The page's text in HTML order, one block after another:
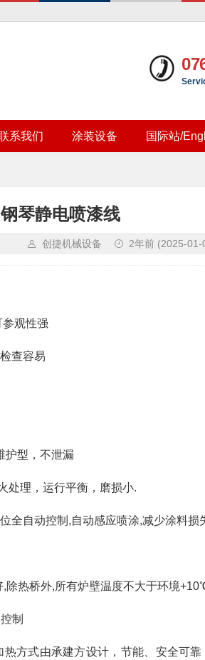
系我们 涂装设备 国际站/
钢琴静电喷漆线
创捷机械设备 2年前 (2025-01-
观性强
查容易
护型，不泄漏
处理，运行平衡，磨损小.
全自动控制,自动感应喷涂,减少涂料损
除热桥外,所有炉壁温度不大于环境
制
方式由承建方设计，节能、安全可